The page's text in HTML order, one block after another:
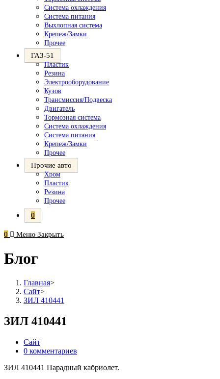
Система охлаждения
Система питания
Выхлопная система
Крепеж/Замки
Прочее
ГАЗ-51
Пластик
Резина
Электрооборудование
Кузов
Трансмиссия/Подвеска
Двигатель
Тормозная система
Система охлаждения
Система питания
Крепеж/Замки
Прочее
Прочие авто
Хром
Пластик
Резина
Прочее
0
0 Меню Закрыть
Блог
Главная>
Сайт>
ЗИЛ 410441
ЗИЛ 410441
Post
category:
Сайт
Post
0 комментариев
ЗИЛ 410441 Парадный кабриолет.